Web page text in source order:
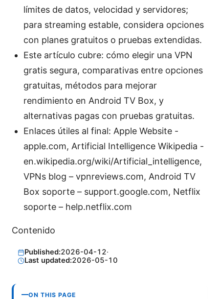
límites de datos, velocidad y servidores;
para streaming estable, considera opciones
con planes gratuitos o pruebas extendidas.
Este artículo cubre: cómo elegir una VPN
gratis segura, comparativas entre opciones
gratuitas, métodos para mejorar
rendimiento en Android TV Box, y
alternativas pagas con pruebas gratuitas.
Enlaces útiles al final: Apple Website -
apple.com, Artificial Intelligence Wikipedia -
en.wikipedia.org/wiki/Artificial_intelligence,
VPNs blog – vpnreviews.com, Android TV
Box soporte – support.google.com, Netflix
soporte – help.netflix.com
Contenido
Published:2026-04-12·
Last updated:2026-05-10
ON THIS PAGE